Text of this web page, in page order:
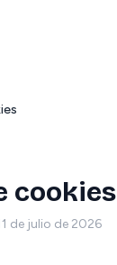
cookies
de julio de 2026